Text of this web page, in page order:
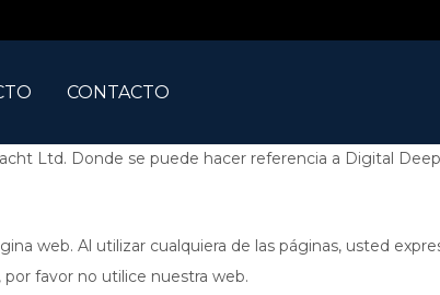
CONTACTO
Ltd. Donde se puede hacer referencia a Digital
web. Al utilizar cualquiera de las páginas, usted
favor no utilice nuestra web.